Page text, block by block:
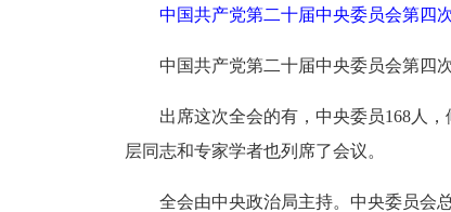
中国共产党第二十届中央委员会第四
中国共产党第二十届中央委员会第四
出席这次全会的有，中央委员168人
层同志和专家学者也列席了会议。
全会由中央政治局主持。中央委员会